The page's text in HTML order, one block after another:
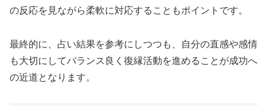
の反応を見ながら柔軟に対応することもポイントです。
最終的に、占い結果を参考にしつつも、自分の直感や感情
も大切にしてバランス良く復縁活動を進めることが成功へ
の近道となります。